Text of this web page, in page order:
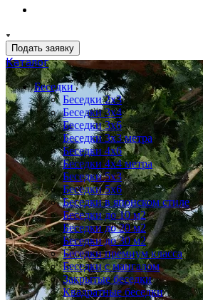
Подать заявку
Каталог
Беседки
Беседки 2x3
Беседки 3x4
Беседки 3x6
Беседки 3х3 метра
Беседки 4x6
Беседки 4х4 метра
Беседки 5x3
Беседки 5x6
Беседки в японском стиле
Беседки до 10 м2
Беседки до 20 м2
Беседки до 30 м2
Беседки премиум класса
Беседки с мангалом
Закрытые беседки
Квадратные беседки